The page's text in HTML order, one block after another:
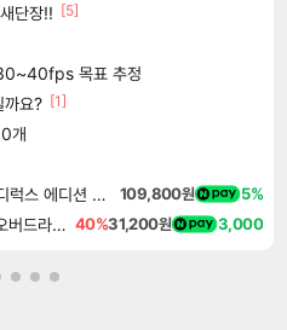
단장!! [5]
30~40fps 목표 추정
까요? [1]
개
에이스 컴뱃 8 시브의 날개 디럭스 에디션 예약구매 ACE COMBAT 8 WINGS OF THEVE Deluxe Edition 109,800원 5%
나 혼자만 레벨업 어라이즈 오버드라이브 디럭스 에디션 Solo Leveling Arise Overdrive Deluxe Edition 40%31,200원 3,000